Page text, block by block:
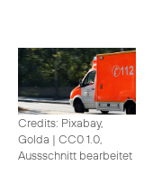
Credits: Pixabay,
Golda | CC0 1.0,
Aussschnitt bearbeitet